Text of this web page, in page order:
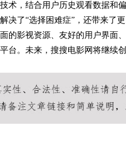
术，结合用户历史观看数据和
决了“选择困难症”，还带来了
的影视资源、友好的用户界面
台。未来，搜搜电影网将继续